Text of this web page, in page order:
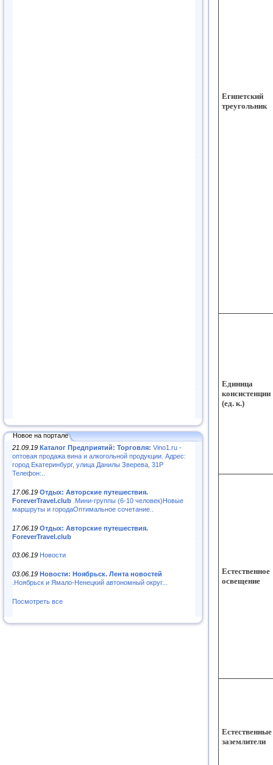
Новое на портале
21.09.19 Каталог Предприятий: Торговля: Vino1.ru -
оптовая продажа вина и алкогольной продукции. Адрес:
город Екатеринбург, улица Данилы Зверева, 31Р
Телефон:..
17.06.19 Отдых: Авторские путешествия.
ForeverTravel.club .Мини-группы (6-10 человек)Новые
маршруты и городаОптимальное сочетание..
17.06.19 Отдых: Авторские путешествия.
ForeverTravel.club
03.06.19 Новости
03.06.19 Новости: Ноябрьск. Лента новостей
.Ноябрьск и Ямало-Ненецкий автономный округ...
Посмотреть все
Египетский
треугольник
Единица
консистенции
(ед. к.)
Естественное
освещение
Естественные
заземлители